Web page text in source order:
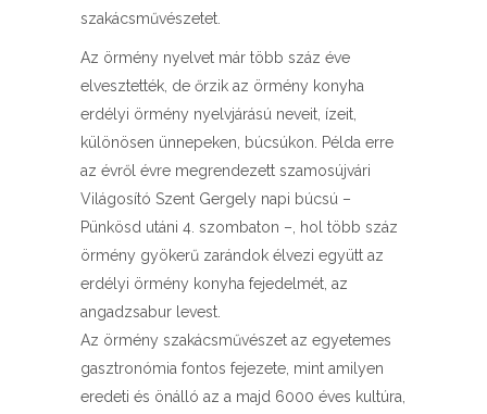
szakácsművészetet.
Az örmény nyelvet már több száz éve
elvesztették, de őrzik az örmény konyha
erdélyi örmény nyelvjárású neveit, ízeit,
különösen ünnepeken, búcsúkon. Példa erre
az évről évre megrendezett szamosújvári
Világosító Szent Gergely napi búcsú –
Pünkösd utáni 4. szombaton –, hol több száz
örmény gyökerű zarándok élvezi együtt az
erdélyi örmény konyha fejedelmét, az
angadzsabur levest.
Az örmény szakácsművészet az egyetemes
gasztronómia fontos fejezete, mint amilyen
eredeti és önálló az a majd 6000 éves kultúra,